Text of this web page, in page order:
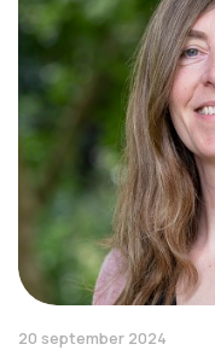
20 september 2024